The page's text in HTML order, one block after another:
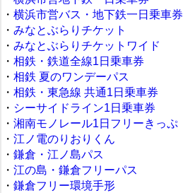
・ 横浜市営バス・地下鉄一日乗車券
・ みなとぶらりチケット
・ みなとぶらりチケットワイド
・ 相鉄・鉄道全線1日乗車券
・ 相鉄 夏のワンデーパス
・ 相鉄・東急線 共通1日乗車券
・ シーサイドライン1日乗車券
・ 湘南モノレール1日フリーきっぷ
・ 江ノ電のりおりくん
・ 鎌倉・江ノ島パス
・ 江の島・鎌倉フリーパス
・ 鎌倉フリー環境手形